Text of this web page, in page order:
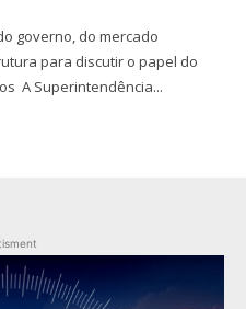
governo, do mercado
para discutir o papel do
seguro na estruturação de projetos A Superintendência...